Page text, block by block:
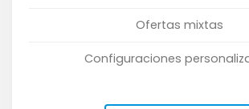
Ofertas mixtas
Configuraciones